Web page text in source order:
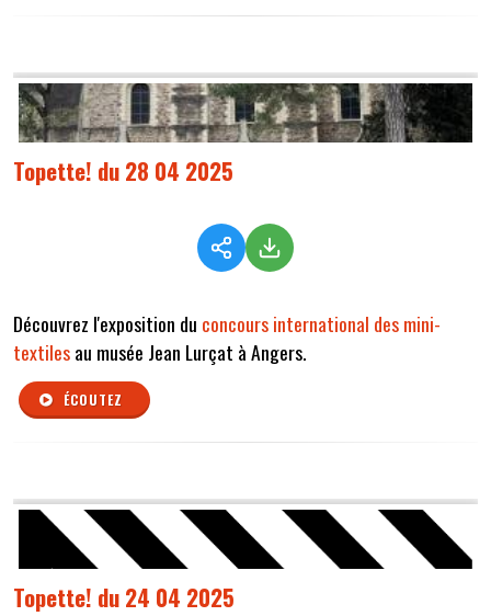
Topette! du 28 04 2025
Découvrez l'exposition du concours international des mini-
textilesau musée Jean Lurçat à Angers.
ÉCOUTEZ
Topette! du 24 04 2025